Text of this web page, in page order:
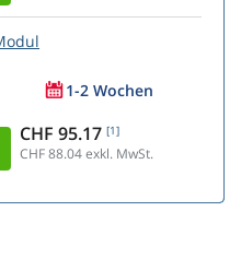
1-2 Wochen
CHF 95.17 [1]
CHF 88.04exkl. MwSt.